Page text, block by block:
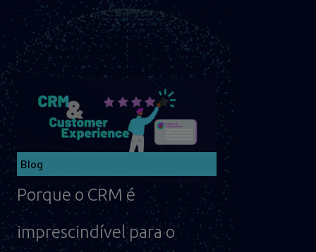
Blog
Porque o CRM é
imprescindível para o